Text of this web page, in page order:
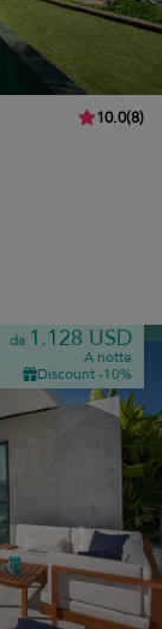
10.0(8)
da 1.128 USD
A notte
Discount -10%